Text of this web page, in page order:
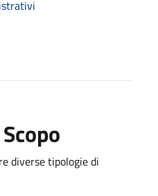
diverse tipologie di